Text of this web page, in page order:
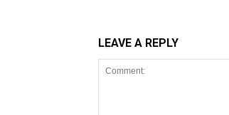
LEAVE A REPLY